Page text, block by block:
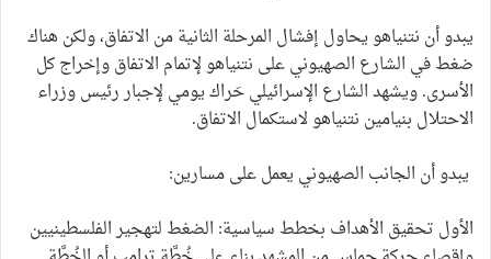
يبدو أن نتنياهو يحاول إفشال المرحلة الثانية من الاتفاق، ولكن هناك
ضغط في الشارع الصهيوني على نتنياهو لإتمام الاتفاق وإخراج كل
الأسرى. ويشهد الشارع الإسرائيلي حَراك يومي لإجبار رئيس وزراء
الاحتلال بنيامين نتنياهو لاستكمال الاتفاق.
يبدو أن الجانب الصهيوني يعمل على مسارين:
الأول تحقيق الأهداف بخطط سياسية: الضغط لتهجير الفلسطينيين